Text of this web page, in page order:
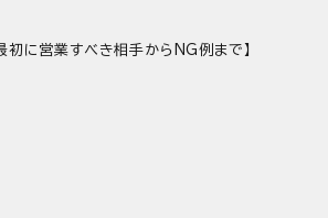
初に営業すべき相手からNG例まで】